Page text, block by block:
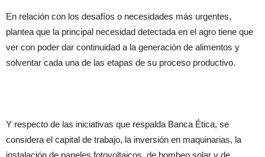
En relación con los desafíos o necesidades más urgentes,
plantea que la principal necesidad detectada en el agro tiene que
ver con poder dar continuidad a la generación de alimentos y
solventar cada una de las etapas de su proceso productivo.
Y respecto de las iniciativas que respalda Banca Ética, se
considera el capital de trabajo, la inversión en maquinarias, la
instalación de paneles fotovoltaicos, de bombeo solar y de